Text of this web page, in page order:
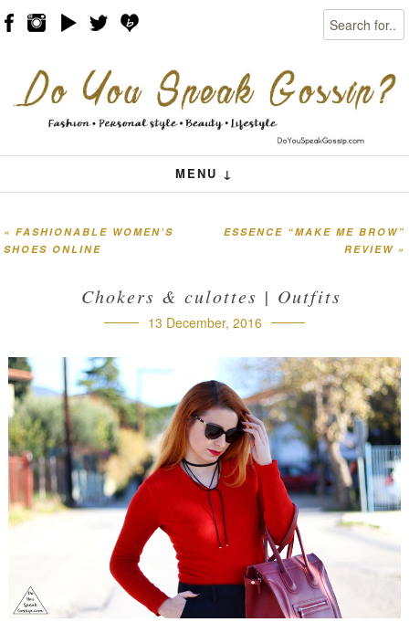
Search
MENU ↓
Menu
Skip to content
Post navigation
ESSENCE “MAKE ME BROW”
REVIEW »
« FASHIONABLE WOMEN’S
SHOES ONLINE
Chokers & culottes | Outfits
13 December, 2016